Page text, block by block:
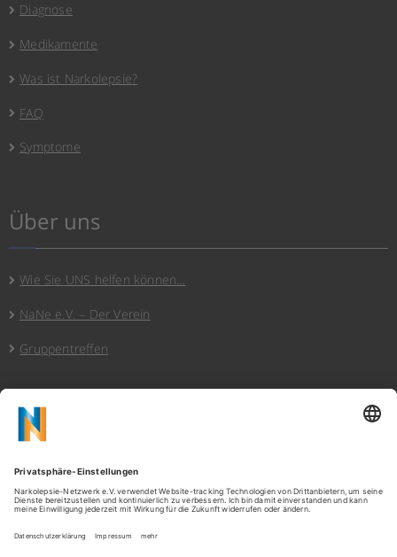
Diagnose
Medikamente
Was ist Narkolepsie?
FAQ
Symptome
Über uns
Wie Sie UNS helfen können…
NaNe e.V. – Der Verein
Gruppentreffen
Hinweise
Cookies/Privatssphäre
Impressum